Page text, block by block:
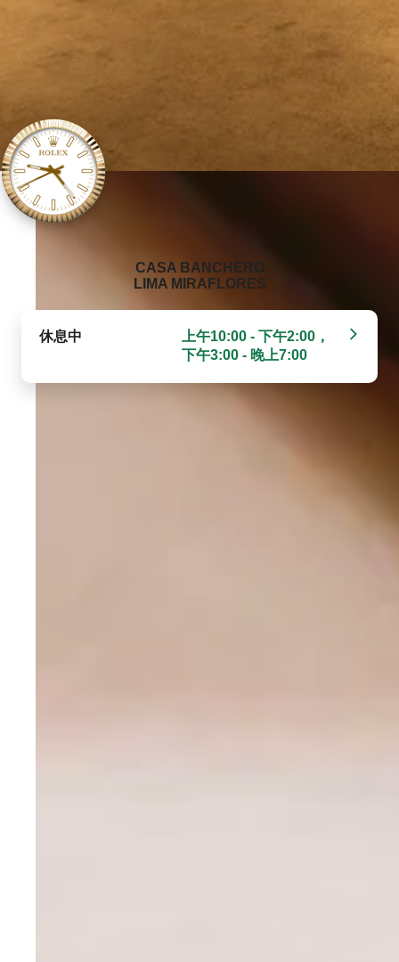
‭CASA BANCHERO
LIMA MIRAFLORES‬
休息中
上午10:00 - 下午2:00，
下午3:00 - 晚上7:00